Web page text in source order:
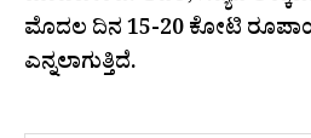
ಮೊದಲ ದಿನ 15-20 ಕೋಟಿ
ಎನ್ನಲಾಗುತ್ತಿದೆ.